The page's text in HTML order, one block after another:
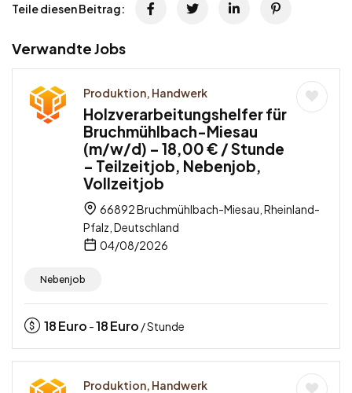
Teile diesen Beitrag:
Verwandte Jobs
Produktion, Handwerk
Holzverarbeitungshelfer für
Bruchmühlbach-Miesau
(m/w/d) – 18,00 € / Stunde
– Teilzeitjob, Nebenjob,
Vollzeitjob
66892 Bruchmühlbach-Miesau, Rheinland-
Pfalz, Deutschland
04/08/2026
Nebenjob
18Euro -18Euro / Stunde
Produktion, Handwerk